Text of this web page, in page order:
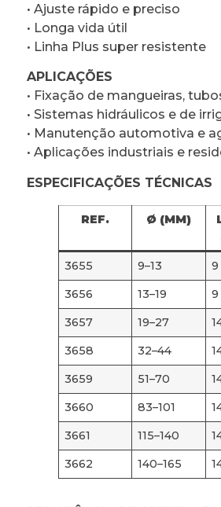
• Ajuste rápido e preciso
• Longa vida útil
• Linha Plus super resistente
APLICAÇÕES
• Fixação de mangueiras,
• Sistemas hidráulicos e de
• Manutenção automotiva e
• Aplicações industriais e
ESPECIFICAÇÕES TÉCNICAS
REF. Ø (MM)
3655 9–13 9
3656
13–19 9
3657
19–27
3658
32–44
3659
51–70
3660
83–101
3661
115–140
3662
140–165